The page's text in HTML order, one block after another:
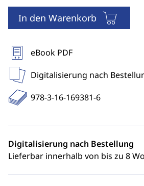
In den Warenkorb
eBook PDF
Digitalisierung nach
978-3-16-169381-6
Digitalisierung nach Bestellung
Lieferbar innerhalb von bis zu 8